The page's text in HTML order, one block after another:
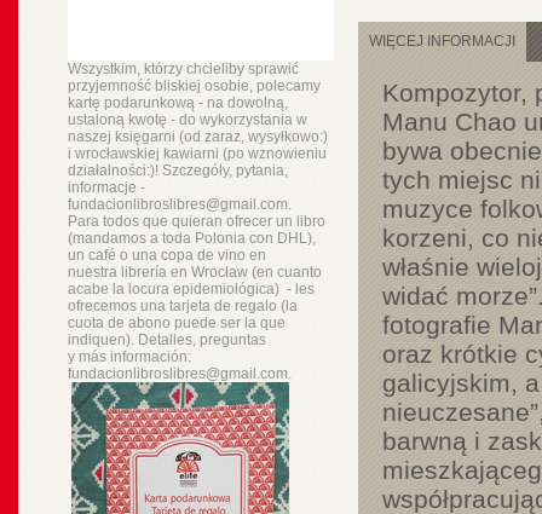
Wszystkim, którzy chcieliby sprawić
przyjemność bliskiej osobie, polecamy
kartę podarunkową - na dowolną,
ustaloną kwotę - do wykorzystania w
naszej księgarni (od zaraz, wysyłkowo:)
i wrocławskiej kawiarni (po wznowieniu
działalności:)! Szczegóły, pytania,
informacje -
fundacionlibroslibres@gmail.com.
Para todos que quieran ofrecer un libro
(mandamos a toda Polonia con DHL),
un café o una copa de vino en
nuestra libreríaen Wrocław (en cuanto
acabe la locura epidemiológica) - les
ofrecemos una tarjeta de regalo (la
cuota de abono puede ser la que
indiquen). Detalles, preguntas
y másinformación:
fundacionlibroslibres@gmail.com.
WIĘCEJ INFORMACJI
Kompozytor,
Manu Chao
bywa
tych miejsc
muzyce
korzeni, co
właśnie
widać
fotografie
oraz krótkie
galicyjskim,
barwną i